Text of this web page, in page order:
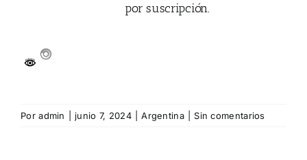
por suscripción.
Poradmin junio 7, 2024 Argentina Sin comentarios